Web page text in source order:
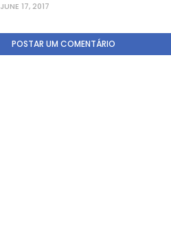
JUNE 17, 2017
POSTAR UM COMENTÁRIO